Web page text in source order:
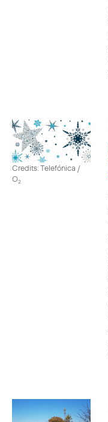
Credits: Telefónica /
O2